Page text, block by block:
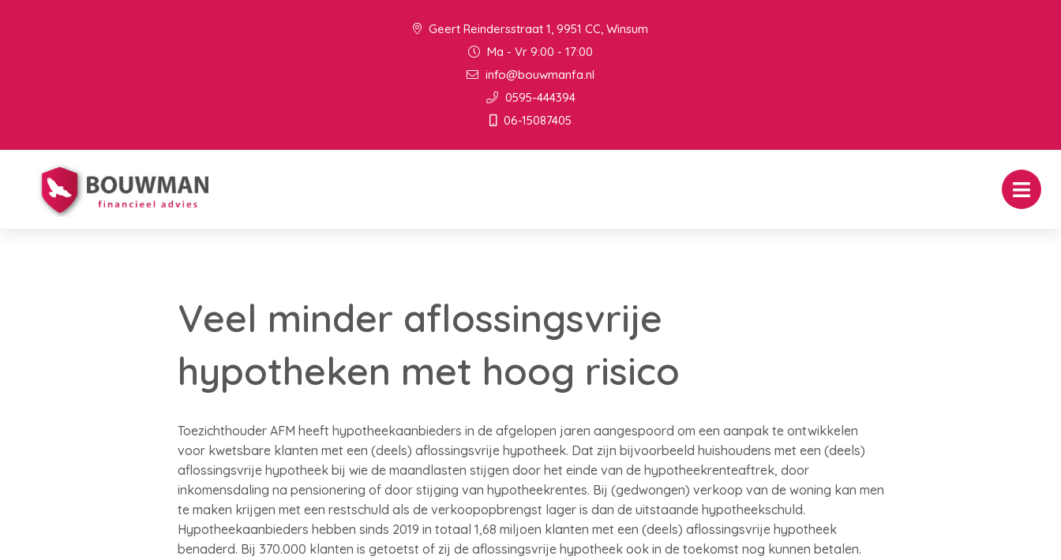
Geert Reindersstraat 1, 9951 CC, Winsum
Ma - Vr 9:00 - 17:00
info@bouwmanfa.nl
0595-444394
06-15087405
Veel minder aflossingsvrije
hypotheken met hoog risico
Toezichthouder AFM heeft hypotheekaanbieders in de afgelopen jaren aangespoord om een aanpak te ontwikkelen
voor kwetsbare klanten met een (deels) aflossingsvrije hypotheek. Dat zijn bijvoorbeeld huishoudens met een (deels)
aflossingsvrije hypotheek bij wie de maandlasten stijgen door het einde van de hypotheekrenteaftrek, door
inkomensdaling na pensionering of door stijging van hypotheekrentes. Bij (gedwongen) verkoop van de woning kan men
te maken krijgen met een restschuld als de verkoopopbrengst lager is dan de uitstaande hypotheekschuld.
Hypotheekaanbieders hebben sinds 2019 in totaal 1,68 miljoen klanten met een (deels) aflossingsvrije hypotheek
benaderd. Bij 370.000 klanten is getoetst of zij de aflossingsvrije hypotheek ook in de toekomst nog kunnen betalen.